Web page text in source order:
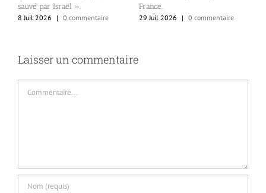
sauvé par Israël ».
8 Juil 2026
| 0 commentaire
France.
29 Juil 2026
| 0 commentaire
Laisser un commentaire